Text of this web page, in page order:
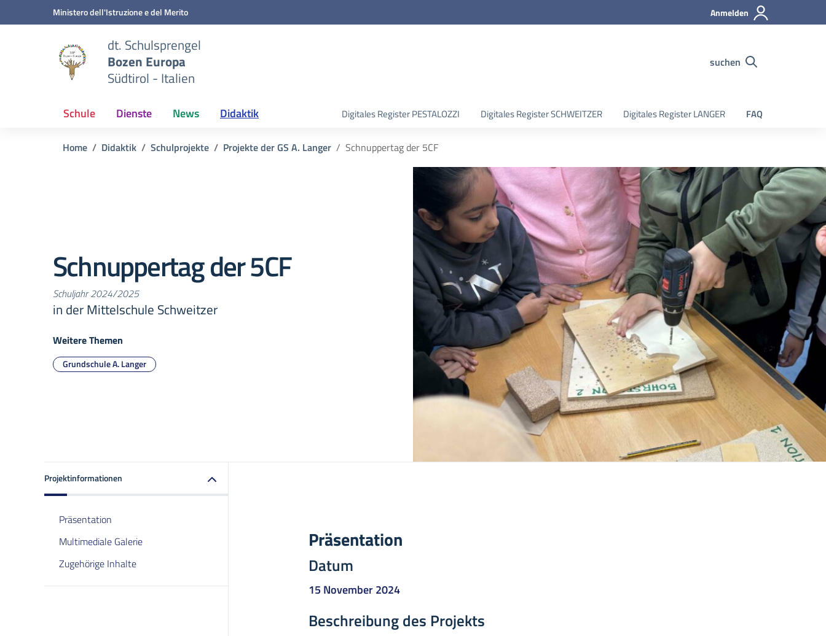
Zum Inhalt springen
Zum Navigationsmenü springen
Zur Fußzeile springenMinistero dell'Istruzione e del Merito Anmelden
dt. Schulsprengel
Bozen Europa
Südtirol - Italien
suchen
Schule Dienste News Didaktik Digitales Register PESTALOZZI Digitales Register SCHWEITZER Digitales Register LANGER FAQ
Home Didaktik Schulprojekte Projekte der GS A. Langer Schnuppertag der 5CF
Schnuppertag der 5CF
Schuljahr 2024/2025
in der Mittelschule Schweitzer
Weitere Themen
Grundschule A. Langer
Projektinformationen
Präsentation
Multimediale Galerie
Zugehörige Inhalte
Präsentation
Datum
15 November 2024
Beschreibung des Projekts